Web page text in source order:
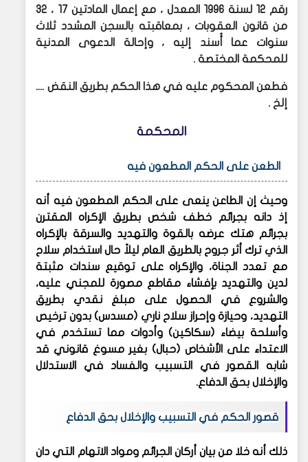
رقم 12 لسنة 1996 المعدل ، مع إعمال المادتين 17 ، 32
من قانون العقوبات ، بمعاقبته بالسجن المشدد ثلاث
سنوات عما أُسند إليه ، وإحالة الدعوى المدنية
للمحكمة المختصة .
فطعن المحكوم عليه في هذا الحكم بطريق النقض ....
إلخ .
المحكمة
الطعن على الحكم المطعون فيه
وحيث إن الطاعن ينعى على الحكم المطعون فيه أنه
إذ دانه بجرائم خطف شخص بطريق الإكراه المقترن
بجرائم هتك عرضه بالقوة والتهديد والسرقة بالإكراه
الذي ترك أثر جروح بالطريق العام ليلاً حال استخدام سلاح
مع تعدد الجناة، والإكراه على توقيع سندات مثبتة
لدين والتهديد بإفشاء مقاطع مصورة للمجني عليه،
والشروع في الحصول على مبلغ نقدي بطريق
التهديد، وحيازة وإحراز سلاح ناري (مسدس) بدون ترخيص
وأسلحة بيضاء (سكاكين) وأدوات مما تستخدم في
الاعتداء على الأشخاص (حبال) بغير مسوغ قانوني قد
شابه القصور في التسبيب والفساد في الاستدلال
والإخلال بحق الدفاع.
قصور الحكم في التسبيب والإخلال بحق الدفاع
ذلك أنه خلا من بيان أركان الجرائم ومواد الاتهام التي دان